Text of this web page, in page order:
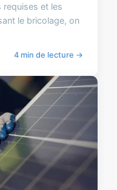
et les
le bricolage, on
4 min de lecture →